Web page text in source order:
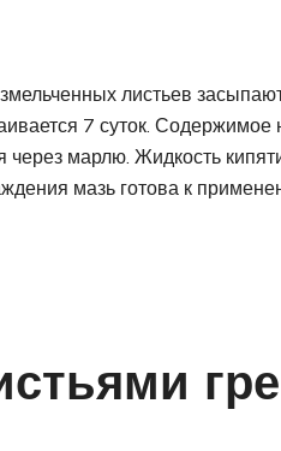
листьев
7 суток. Содержимое
через марлю. Жидкость
мазь готова к